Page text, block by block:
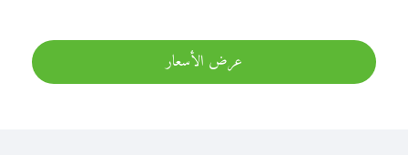
عرض الأسعار